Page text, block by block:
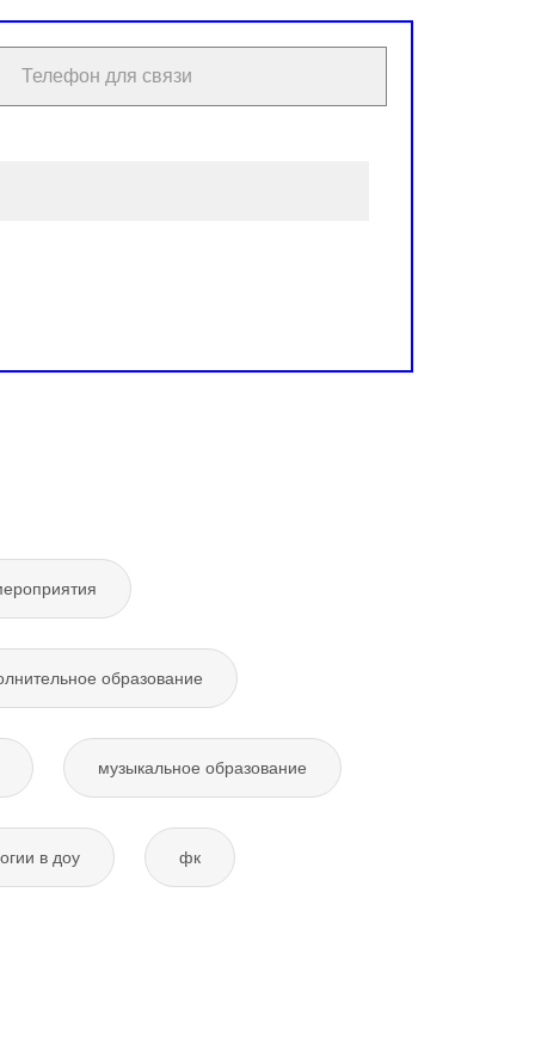
образование
музыкальное образование
в доу фк